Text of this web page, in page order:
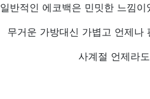
일반적인 에코백은 민밋한 느낌
무거운 가방대신 가볍고 언제나
사계절 언제라